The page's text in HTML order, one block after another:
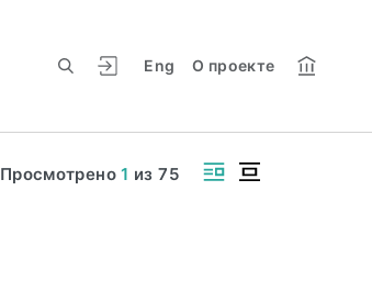
Eng О проекте
Просмотрено1 из75